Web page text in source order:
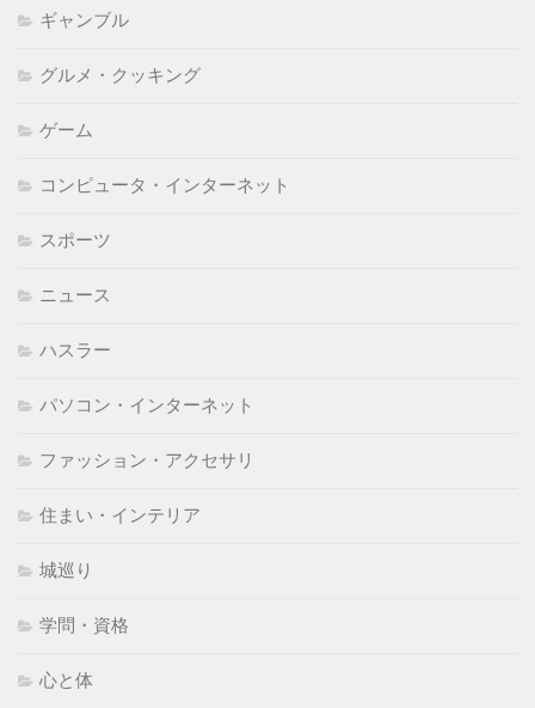
ギャンブル
グルメ・クッキング
ゲーム
コンピュータ・インターネット
スポーツ
ニュース
ハスラー
パソコン・インターネット
ファッション・アクセサリ
住まい・インテリア
城巡り
学問・資格
心と体